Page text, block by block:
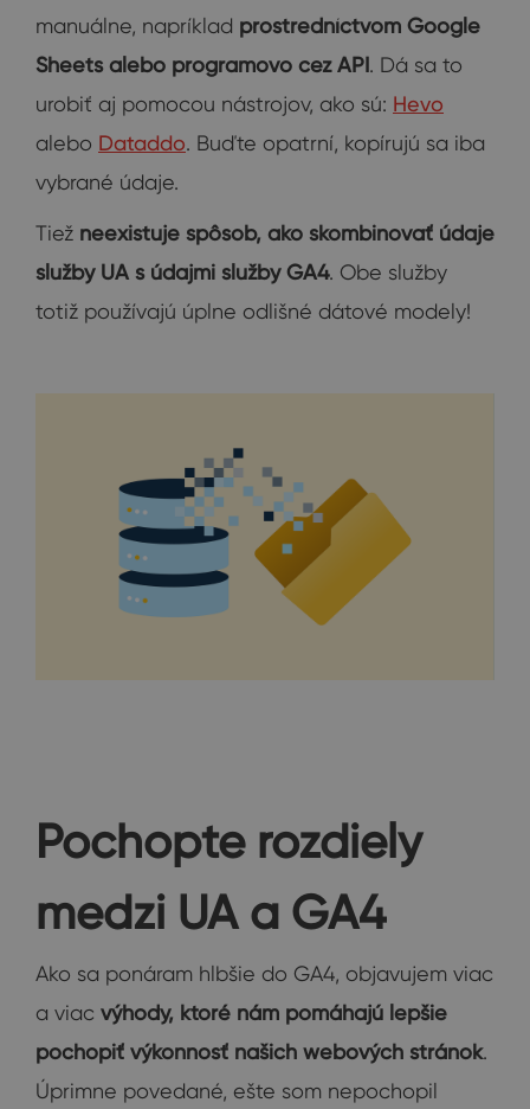
manuálne, napríklad prostredníctvom Google
Sheets alebo programovo cez API. Dá sa to
urobiť aj pomocou nástrojov, ako sú: Hevo
alebo Dataddo. Buďte opatrní, kopírujú sa iba
vybrané údaje.
Tiež neexistuje spôsob, ako skombinovať údaje
služby UA s údajmi služby GA4. Obe služby
totiž používajú úplne odlišné dátové modely!
Pochopte rozdiely
medzi UA a GA4
Ako sa ponáram hlbšie do GA4, objavujem viac
a viac výhody, ktoré nám pomáhajú lepšie
pochopiť výkonnosť našich webových stránok.
Úprimne povedané, ešte som nepochopil